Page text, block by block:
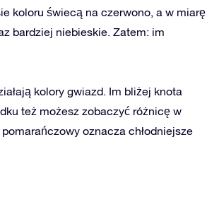
koloru świecą na czerwono, a w miarę
bardziej niebieskie. Zatem: im
kolory gwiazd. Im bliżej knota
też możesz zobaczyć różnicę w
oznacza chłodniejsze